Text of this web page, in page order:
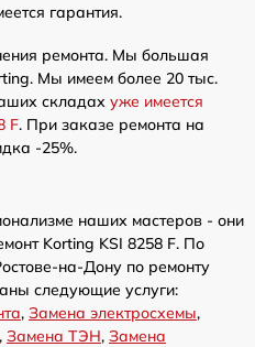
гарантия.
ремонта. Мы большая
Мы имеем более 20 тыс.
складах уже имеется
F. При заказе ремонта на
-25%.
наших мастеров - они
Korting KSI 8258 F. По
на-Дону по ремонту
следующие услуги:
, Замена электросхемы,
, Замена ТЭН, Замена